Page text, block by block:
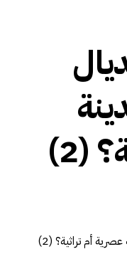
(2)
أم تراثية؟ (2)